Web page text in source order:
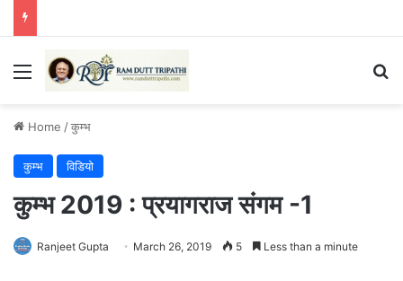
Menu
Home /कुम्भ
कुम्भ विडियो
कुम्भ 2019 : प्रयागराज संगम -1
Ranjeet Gupta March 26, 2019 5 Less than a minute